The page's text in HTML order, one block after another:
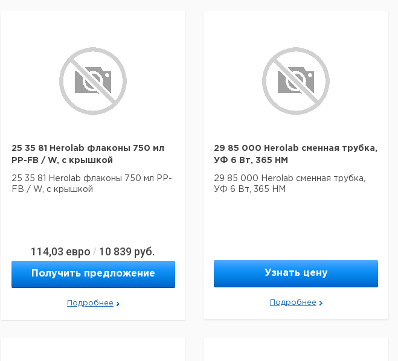
25 35 81 Herolab флаконы 750 мл
PP-FB / W, с крышкой
25 35 81 Herolab флаконы 750 мл PP-
FB / W, с крышкой
114,03 евро / 10 839 руб.
Получить предложение
Подробнее
29 85 000 Herolab сменная трубка,
УФ 6 Вт, 365 НМ
29 85 000 Herolab сменная трубка,
УФ 6 Вт, 365 НМ
Узнать цену
Подробнее